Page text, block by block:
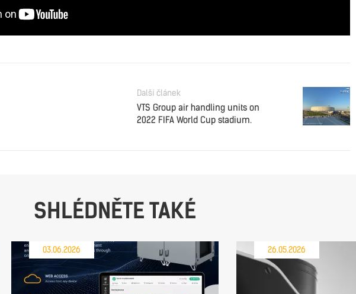
Další článek
VTS Group air handling units on
2022 FIFA World Cup stadium.
SHLÉDNĚTE TAKÉ
03.06.2026 26.05.2026